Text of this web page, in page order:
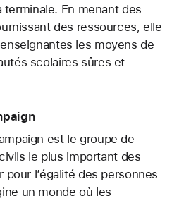
terminale. En menant des
des ressources, elle
les moyens de
scolaires sûres et
est le groupe de
le plus important des
l’égalité des personnes
un monde où les